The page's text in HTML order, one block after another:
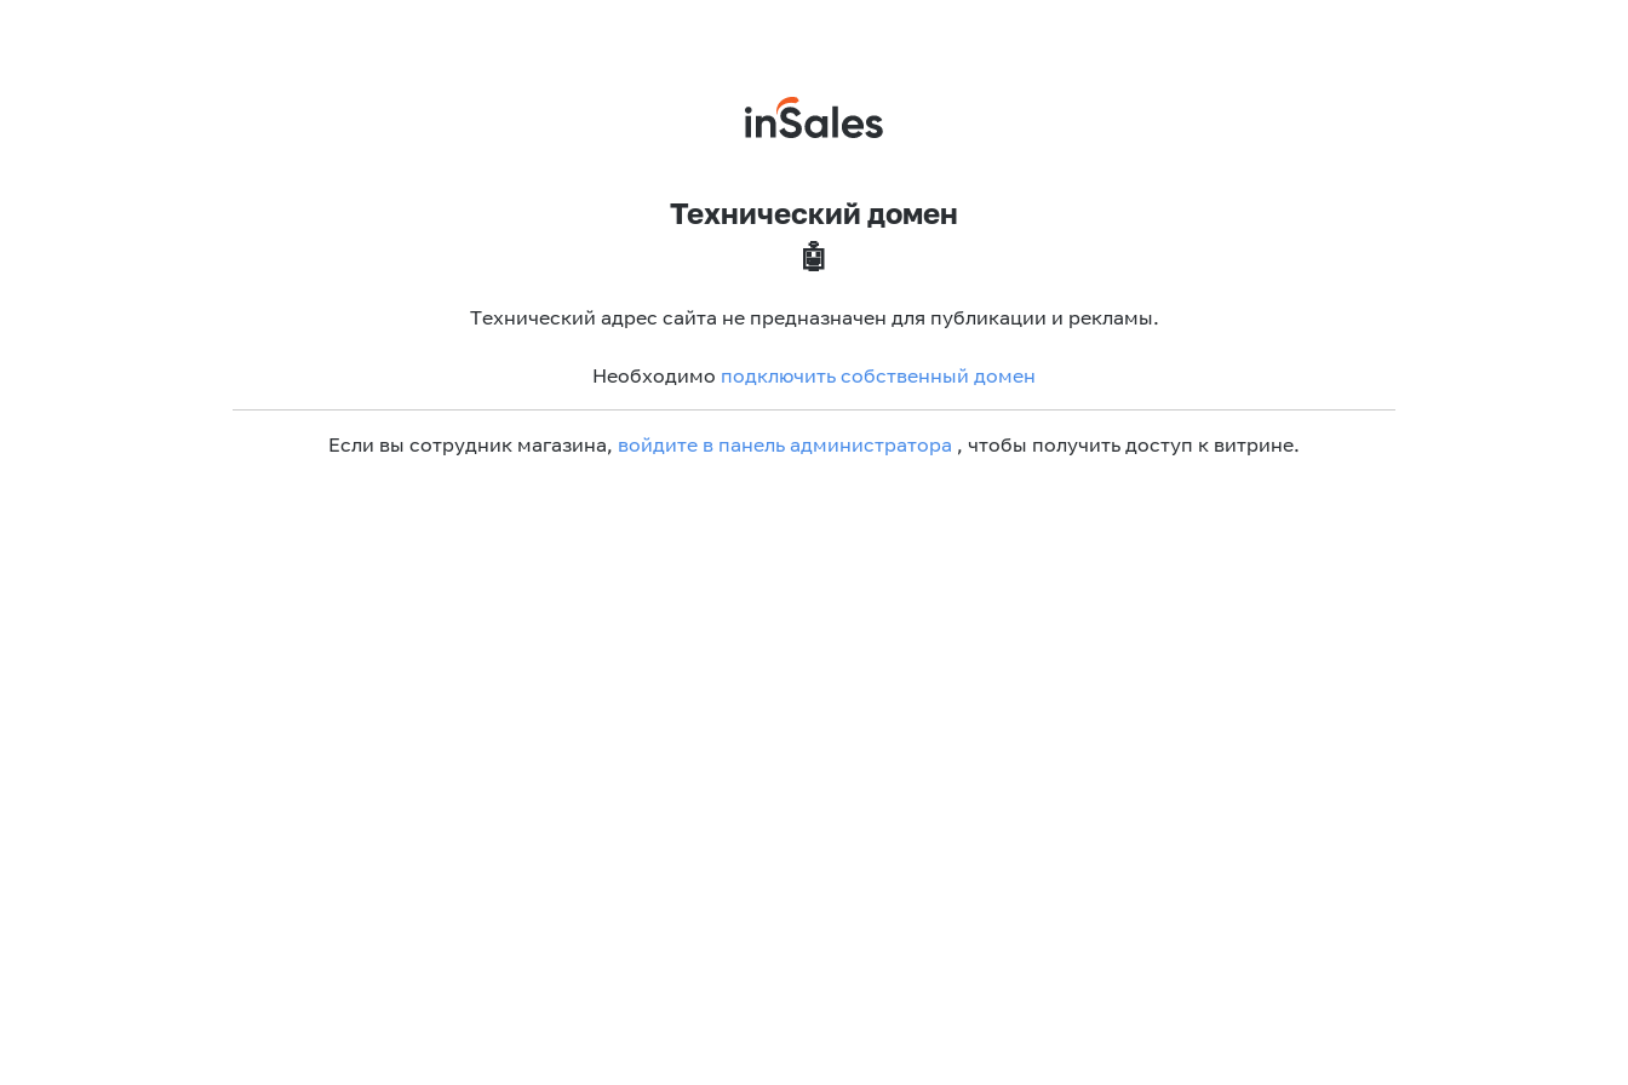
Технический домен
🤖
Технический адрес сайта не предназначен для публикации и рекламы.
Необходимо подключить собственный домен
Если вы сотрудник магазина, войдите в панель администратора , чтобы получить доступ к витрине.